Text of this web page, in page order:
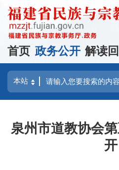
首页 政务公开 解读
泉州市道教协会
开